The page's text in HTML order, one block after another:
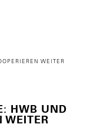
WEITER
HWB UND
WEITER